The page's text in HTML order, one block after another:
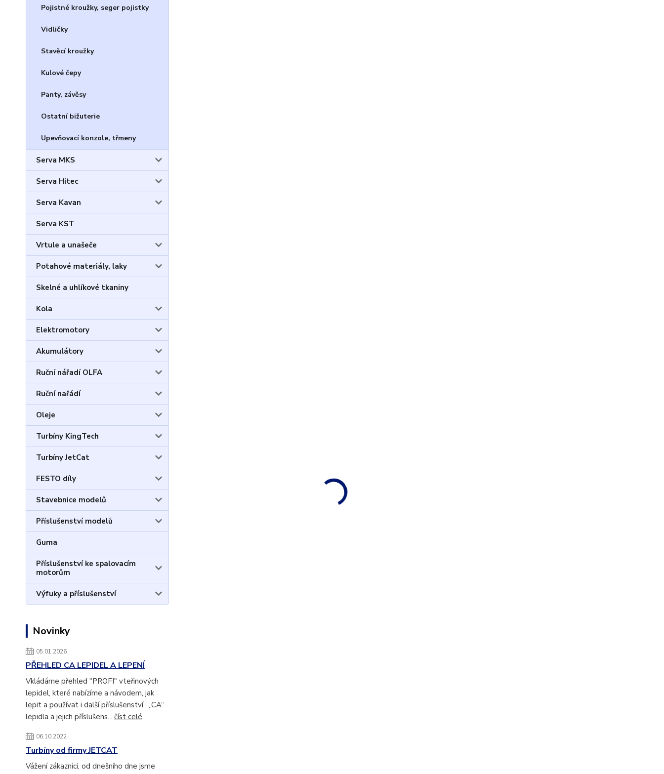
Pojistné kroužky, seger pojistky
Vidličky
Stavěcí kroužky
Kulové čepy
Panty, závěsy
Ostatní bižuterie
Upevňovací konzole, třmeny
Serva MKS
Serva Hitec
Serva Kavan
Serva KST
Vrtule a unašeče
Potahové materiály, laky
Skelné a uhlíkové tkaniny
Kola
Elektromotory
Akumulátory
Ruční nářadí OLFA
Ruční nařádí
Oleje
Turbíny KingTech
Turbíny JetCat
FESTO díly
Stavebnice modelů
Příslušenství modelů
Guma
Příslušenství ke spalovacím
motorům
Výfuky a příslušenství
Novinky
05.01.2026
PŘEHLED CA LEPIDEL A LEPENÍ
Vkládáme přehled "PROFI" vteřinových
lepidel, které nabízíme a návodem, jak
lepit a používat i další příslušenství. „CA“
lepidla a jejich příslušens... číst celé
06.10.2022
Turbíny od firmy JETCAT
Vážení zákazníci, od dnešního dne jsme